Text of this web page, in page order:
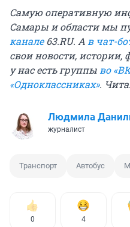
Самую оперативную
Самары и области мы
канале63.RU. Ав чат-
свои новости, истории,
у нас есть группыво
«Одноклассниках».
Людмила
журналист
Транспорт Автобус
0 4